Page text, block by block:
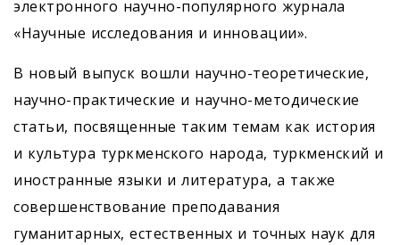
электронного научно-популярного журнала
«Научные исследования и инновации».
В новый выпуск вошли научно-теоретические,
научно-практические и научно-методические
статьи, посвященные таким темам как история
и культура туркменского народа, туркменский и
иностранные языки и литература, а также
совершенствование преподавания
гуманитарных, естественных и точных наук для